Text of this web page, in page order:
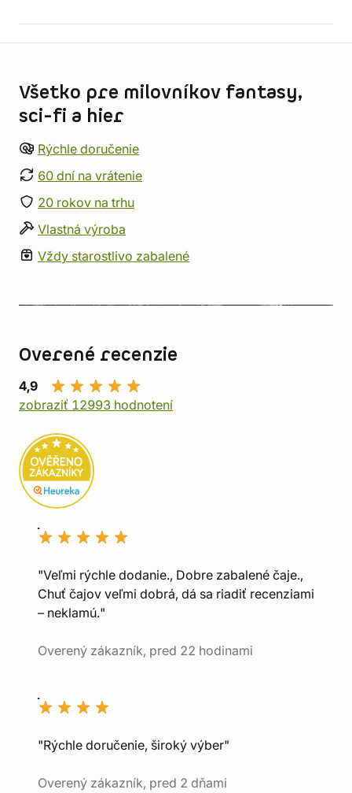
Všetko pre milovníkov fantasy,
sci-fi a hier
Rýchle doručenie
60 dní na vrátenie
20 rokov na trhu
Vlastná výroba
Vždy starostlivo zabalené
Overené recenzie
4,9
zobraziť 12993 hodnotení
"Veľmi rýchle dodanie., Dobre zabalené čaje.,
Chuť čajov veľmi dobrá, dá sa riadiť recenziami
– neklamú."
Overený zákazník, pred 22 hodinami
"Rýchle doručenie, široký výber"
Overený zákazník, pred 2 dňami